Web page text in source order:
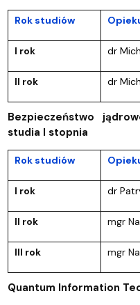
Rok studiów
I rok dr
II rok dr
Bezpieczeństwo
studia I stopnia
Rok studiów
I rok dr
II rok mgr
III rok mgr
Quantum Information